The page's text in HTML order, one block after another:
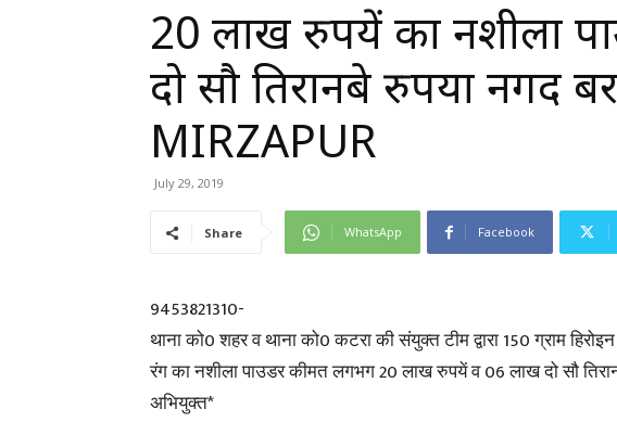
20 लाख रुपयें का नशीला
दो सौ तिरानबे रुपया नगद
MIRZAPUR
July 29, 2019
Share WhatsApp Facebook
9453821310-
थाना को0 शहर व थाना को0 कटरा की संयुक्त टीम द्वारा 150 ग्राम
रंग का नशीला पाउडर कीमत लगभग 20 लाख रुपयें व 06 लाख दो सौ
अभियुक्त*